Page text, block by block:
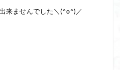
来ませんでした＼(^o^)／